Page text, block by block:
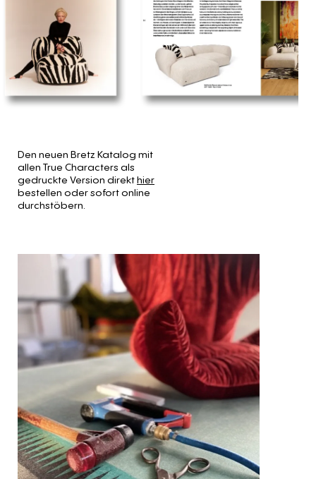
Den neuen Bretz Katalog mit
allen True Characters als
gedruckte Version direkthier
bestellen oder sofort online
durchstöbern.